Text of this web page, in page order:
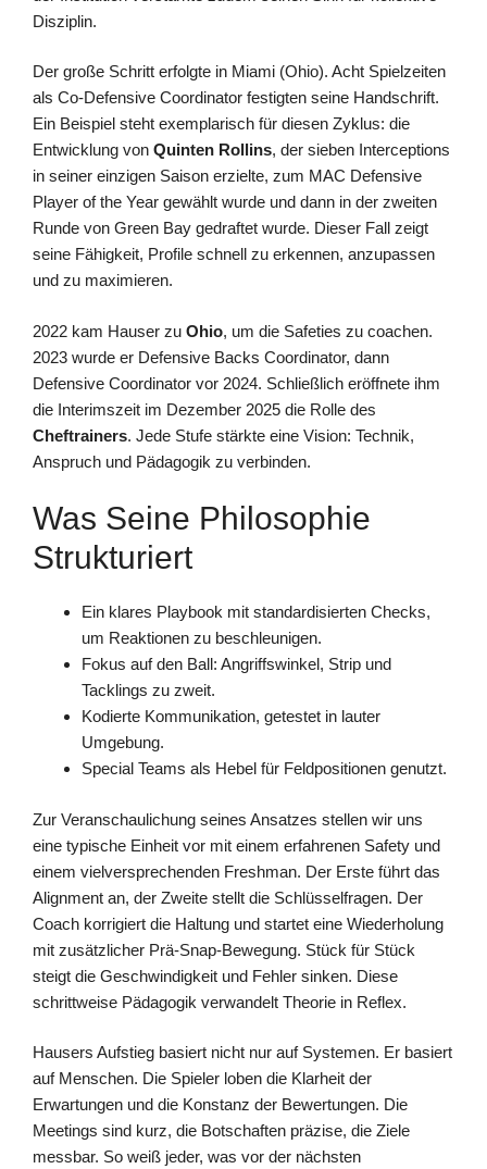
Disziplin.
Der große Schritt erfolgte in Miami (Ohio). Acht Spielzeiten
als Co-Defensive Coordinator festigten seine Handschrift.
Ein Beispiel steht exemplarisch für diesen Zyklus: die
Entwicklung von Quinten Rollins, der sieben Interceptions
in seiner einzigen Saison erzielte, zum MAC Defensive
Player of the Year gewählt wurde und dann in der zweiten
Runde von Green Bay gedraftet wurde. Dieser Fall zeigt
seine Fähigkeit, Profile schnell zu erkennen, anzupassen
und zu maximieren.
2022 kam Hauser zu Ohio, um die Safeties zu coachen.
2023 wurde er Defensive Backs Coordinator, dann
Defensive Coordinator vor 2024. Schließlich eröffnete ihm
die Interimszeit im Dezember 2025 die Rolle des
Cheftrainers. Jede Stufe stärkte eine Vision: Technik,
Anspruch und Pädagogik zu verbinden.
Was Seine Philosophie
Strukturiert
Ein klares Playbook mit standardisierten Checks,
um Reaktionen zu beschleunigen.
Fokus auf den Ball: Angriffswinkel, Strip und
Tacklings zu zweit.
Kodierte Kommunikation, getestet in lauter
Umgebung.
Special Teams als Hebel für Feldpositionen genutzt.
Zur Veranschaulichung seines Ansatzes stellen wir uns
eine typische Einheit vor mit einem erfahrenen Safety und
einem vielversprechenden Freshman. Der Erste führt das
Alignment an, der Zweite stellt die Schlüsselfragen. Der
Coach korrigiert die Haltung und startet eine Wiederholung
mit zusätzlicher Prä-Snap-Bewegung. Stück für Stück
steigt die Geschwindigkeit und Fehler sinken. Diese
schrittweise Pädagogik verwandelt Theorie in Reflex.
Hausers Aufstieg basiert nicht nur auf Systemen. Er basiert
auf Menschen. Die Spieler loben die Klarheit der
Erwartungen und die Konstanz der Bewertungen. Die
Meetings sind kurz, die Botschaften präzise, die Ziele
messbar. So weiß jeder, was vor der nächsten